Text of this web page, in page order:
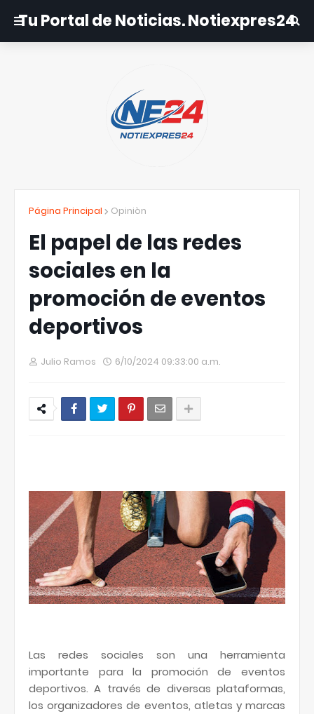
Tu Portal de Noticias. Notiexpres24
Página Principal Opiniòn
El papel de las redes
sociales en la
promoción de eventos
deportivos
Julio Ramos 6/10/2024 09:33:00 a.m.
Las redes sociales son una herramienta
importante para la promoción de eventos
deportivos. A través de diversas plataformas,
los organizadores de eventos, atletas y marcas